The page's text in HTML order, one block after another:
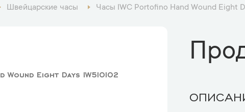
Швейцарские часы Часы IWC Portofino Hand Wound Eight
Eight Days IW510102